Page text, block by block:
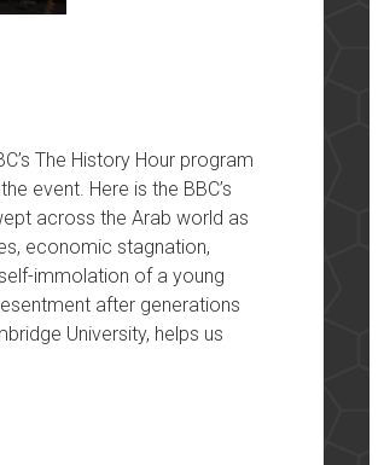
The History Hour program
event. Here is the BBC’s
across the Arab world as
economic stagnation,
immolation of a young
after generations
University, helps us